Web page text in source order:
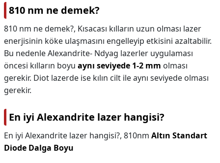
810 nm ne demek?
810 nm ne demek?, Kısacası kılların uzun olması lazer
enerjisinin köke ulaşmasını engelleyip etkisini azaltabilir.
Bu nedenle Alexandrite- Ndyag lazerler uygulaması
öncesi kılların boyu aynı seviyede 1-2 mm olması
gerekir. Diot lazerde ise kılın cilt ile aynı seviyede olması
gerekir.
En iyi Alexandrite lazer hangisi?
En iyi Alexandrite lazer hangisi?, 810nm Altın Standart
Diode Dalga Boyu